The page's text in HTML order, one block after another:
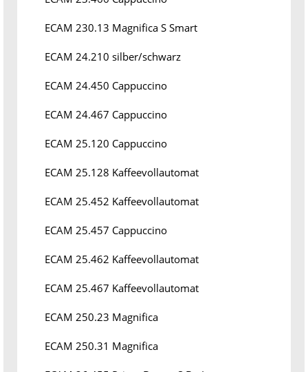
ECAM 230.13 Magnifica S Smart
ECAM 24.210 silber/schwarz
ECAM 24.450 Cappuccino
ECAM 24.467 Cappuccino
ECAM 25.120 Cappuccino
ECAM 25.128 Kaffeevollautomat
ECAM 25.452 Kaffeevollautomat
ECAM 25.457 Cappuccino
ECAM 25.462 Kaffeevollautomat
ECAM 25.467 Kaffeevollautomat
ECAM 250.23 Magnifica
ECAM 250.31 Magnifica